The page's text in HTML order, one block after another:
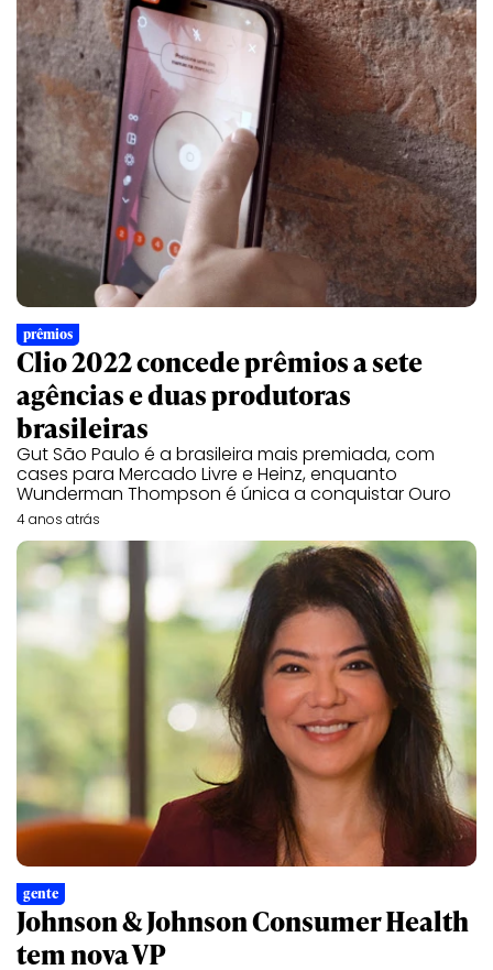
prêmios
Clio 2022 concede prêmios a sete
agências e duas produtoras
brasileiras
Gut São Paulo é a brasileira mais premiada, com
cases para Mercado Livre e Heinz, enquanto
Wunderman Thompson é única a conquistar Ouro
4 anos atrás
gente
Johnson & Johnson Consumer Health
tem nova VP